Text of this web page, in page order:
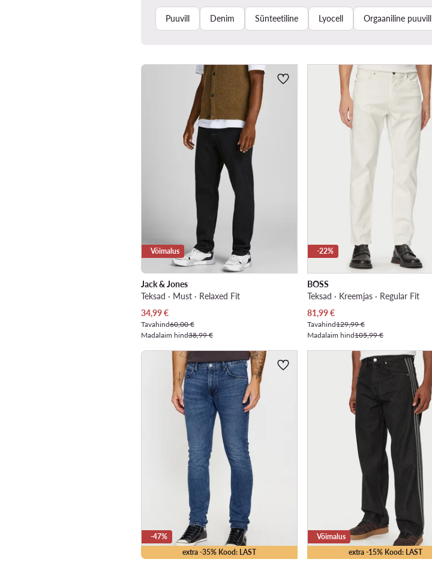
Puuvill Denim Sünteetiline Lyocell Orgaaniline puuvill
Võimalus
Jack & Jones
Teksad · Must · Relaxed Fit
Praegune hind
34,99€
Tavahind60,00 €
Madalaim hind38,99 €
-22%
BOSS
Teksad · Kreemjas · Regular Fit
Praegune hind
81,99€
Tavahind129,99 €
Madalaim hind105,99 €
extra -35% Kood: LAST
-47%
extra -15% Kood: LAST
Võimalus